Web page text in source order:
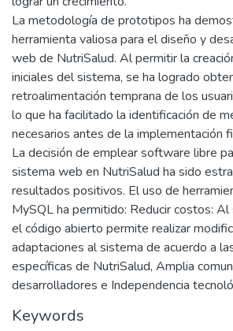
La metodología de prototipos ha
herramienta valiosa para el diseño y
web de NutriSalud. Al permitir la
iniciales del sistema, se ha logrado
retroalimentación temprana de los
lo que ha facilitado la identificación de
necesarios antes de la implementación
La decisión de emplear software libre
sistema web en NutriSalud ha sido
resultados positivos. El uso de
MySQL ha permitido: Reducir costos:
el código abierto permite realizar
adaptaciones al sistema de acuerdo a
específicas de NutriSalud, Amplia
desarrolladores e Independencia
Keywords